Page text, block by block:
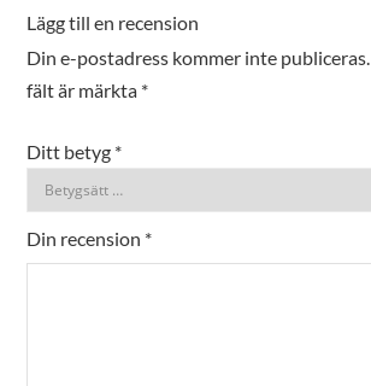
Lägg till en recension
Din e-postadress kommer inte publiceras.
fält är märkta *
Ditt betyg *
Din recension *